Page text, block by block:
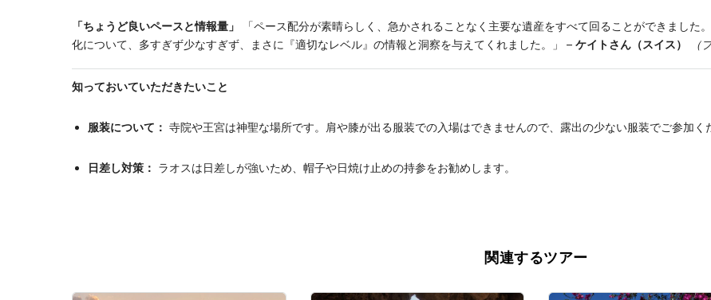
「ちょうど良いペースと情報量」
「ペース配分が素晴らしく、急かされることなく主要な遺産をすべて回ることができまし
化について、多すぎず少なすぎず、まさに『適切なレベル』の情報と洞察を与えてくれました。」 – ケイトさん（スイス） （
知っておいていただきたいこと
服装について： 寺院や王宮は神聖な場所です。肩や膝が出る服装での入場はできませんので、露出の少ない服装でご参加く
日差し対策： ラオスは日差しが強いため、帽子や日焼け止めの持参をお勧めします。
関連するツアー